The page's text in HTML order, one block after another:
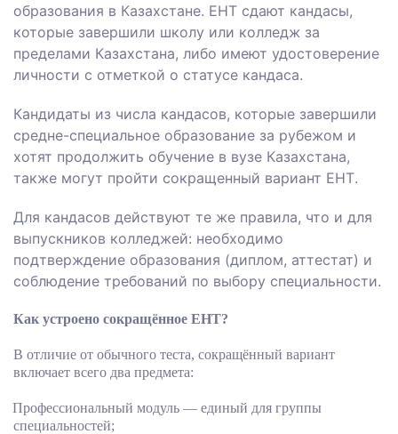
образования в Казахстане. ЕНТ сдают кандасы,
которые завершили школу или колледж за
пределами Казахстана, либо имеют удостоверение
личности с отметкой о статусе кандаса.
Кандидаты из числа кандасов, которые завершили
средне-специальное образование за рубежом и
хотят продолжить обучение в вузе Казахстана,
также могут пройти сокращенный вариант ЕНТ.
Для кандасов действуют те же правила, что и для
выпускников колледжей: необходимо
подтверждение образования (диплом, аттестат) и
соблюдение требований по выбору специальности.
Как устроено сокращённое ЕНТ?
В отличие от обычного теста, сокращённый вариант
включает всего два предмета:
Профессиональный модуль — единый для группы
специальностей;